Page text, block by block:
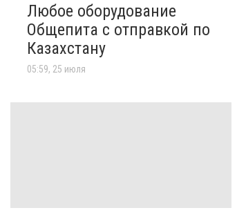
Любое оборудование
Общепита с отправкой по
Казахстану
05:59, 25 июля